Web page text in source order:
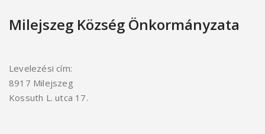
Milejszeg Község Önkormányzata
Levelezési cím:
8917 Milejszeg
Kossuth L. utca 17.